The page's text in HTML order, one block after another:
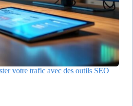
votre trafic avec des outils SEO